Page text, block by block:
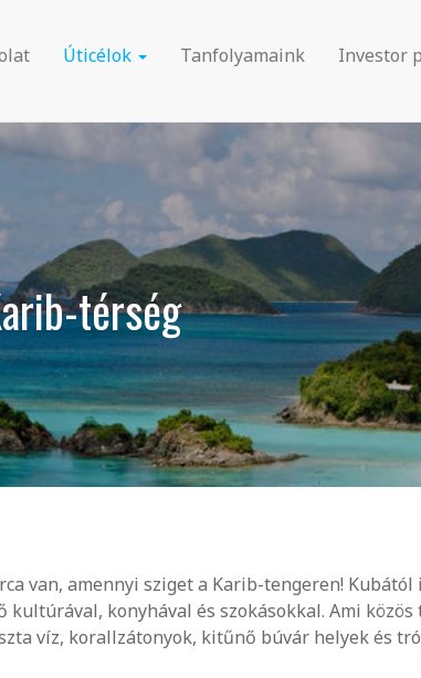
Úticélok Tanfolyamaink Investor
térség
van, amennyi sziget a Karib-tengeren!
konyhával és szokásokkal. Ami
víz, korallzátonyok, kitűnő búvár helyek és